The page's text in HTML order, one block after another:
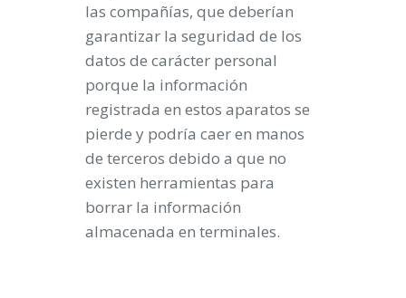
las compañías, que deberían
garantizar la seguridad de los
datos de carácter personal
porque la información
registrada en estos aparatos se
pierde y podría caer en manos
de terceros debido a que no
existen herramientas para
borrar la información
almacenada en terminales.